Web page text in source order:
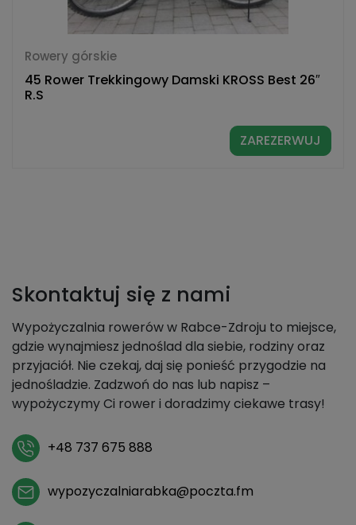
Rowery górskie
45 Rower Trekkingowy Damski KROSS Best 26″
R.S
ZAREZERWUJ
Skontaktuj się z nami
Wypożyczalnia rowerów w Rabce-Zdroju to miejsce,
gdzie wynajmiesz jednoślad dla siebie, rodziny oraz
przyjaciół. Nie czekaj, daj się ponieść przygodzie na
jednośladzie. Zadzwoń do nas lub napisz –
wypożyczymy Ci rower i doradzimy ciekawe trasy!
+48 737 675 888
wypozyczalniarabka@poczta.fm